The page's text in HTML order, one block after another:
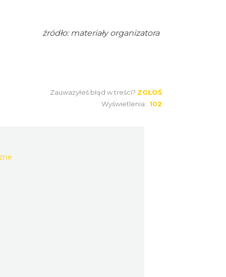
źródło: materiały organizatora
Zauważyłeś błąd w treści? ZGŁOŚ
Wyświetlenia: 102